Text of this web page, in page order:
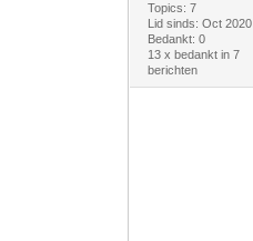
Topics: 7
Lid sinds: Oct 2020
Bedankt: 0
13 x bedankt in 7
berichten